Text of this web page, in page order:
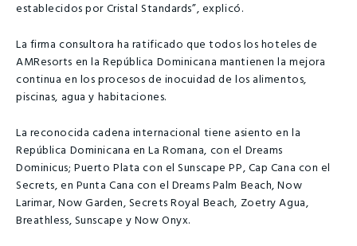
establecidos por Cristal Standards”, explicó.
La firma consultora ha ratificado que todos los hoteles de
AMResorts en la República Dominicana mantienen la mejora
continua en los procesos de inocuidad de los alimentos,
piscinas, agua y habitaciones.
La reconocida cadena internacional tiene asiento en la
República Dominicana en La Romana, con el Dreams
Dominicus; Puerto Plata con el Sunscape PP, Cap Cana con el
Secrets, en Punta Cana con el Dreams Palm Beach, Now
Larimar, Now Garden, Secrets Royal Beach, Zoetry Agua,
Breathless, Sunscape y Now Onyx.